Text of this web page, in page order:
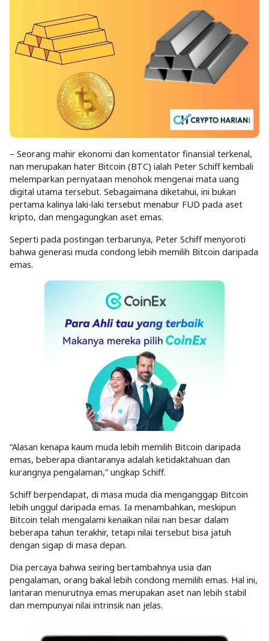
– Seorang mahir ekonomi dan komentator finansial terkenal,
nan merupakan hater Bitcoin (BTC) ialah Peter Schiff kembali
melemparkan pernyataan menohok mengenai mata uang
digital utama tersebut. Sebagaimana diketahui, ini bukan
pertama kalinya laki-laki tersebut menabur FUD pada aset
kripto, dan mengagungkan aset emas.
Seperti pada postingan terbarunya, Peter Schiff menyoroti
bahwa generasi muda condong lebih memilih Bitcoin daripada
emas.
“Alasan kenapa kaum muda lebih memilih Bitcoin daripada
emas, beberapa diantaranya adalah ketidaktahuan dan
kurangnya pengalaman,” ungkap Schiff.
Schiff berpendapat, di masa muda dia menganggap Bitcoin
lebih unggul daripada emas. Ia menambahkan, meskipun
Bitcoin telah mengalami kenaikan nilai nan besar dalam
beberapa tahun terakhir, tetapi nilai tersebut bisa jatuh
dengan sigap di masa depan.
Dia percaya bahwa seiring bertambahnya usia dan
pengalaman, orang bakal lebih condong memilih emas. Hal ini,
lantaran menurutnya emas merupakan aset nan lebih stabil
dan mempunyai nilai intrinsik nan jelas.